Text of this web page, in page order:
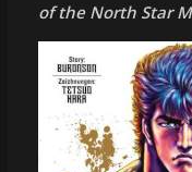
of the North Star